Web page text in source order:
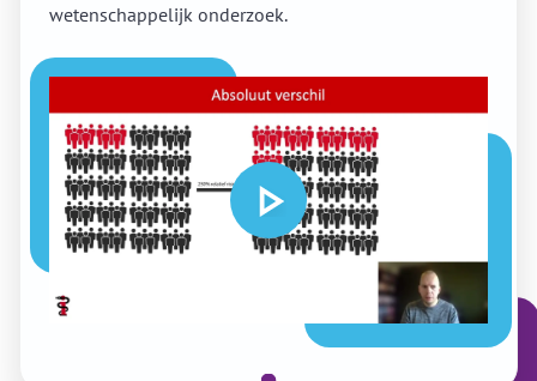
wetenschappelijk onderzoek.